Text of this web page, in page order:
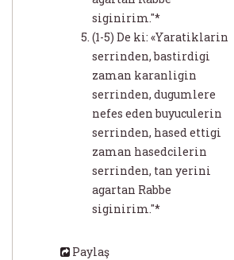
siginirim."*
(1-5) De ki: «Yaratiklarin
serrinden, bastirdigi
zaman karanligin
serrinden, dugumlere
nefes eden buyuculerin
serrinden, hased ettigi
zaman hasedcilerin
serrinden, tan yerini
agartan Rabbe
siginirim."*
Paylaş